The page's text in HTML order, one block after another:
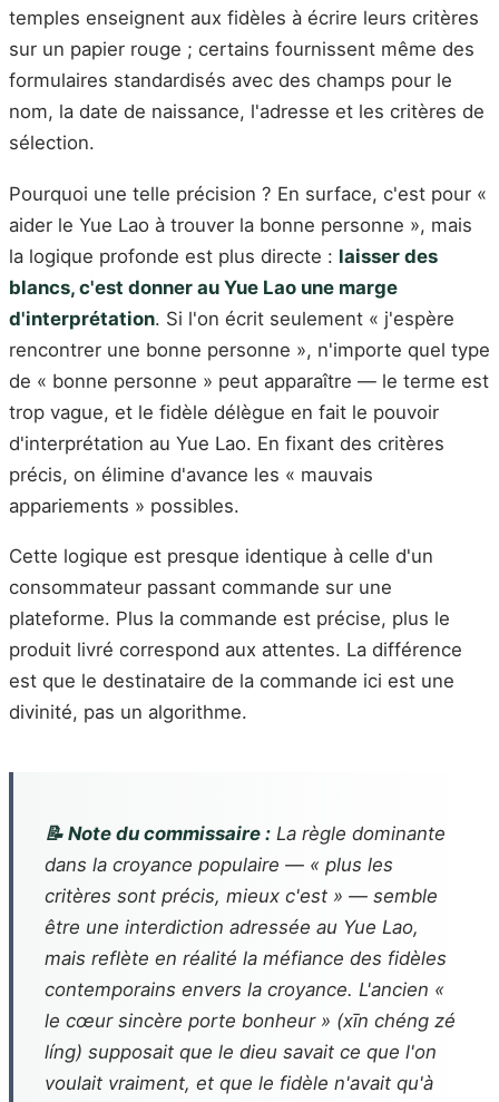
temples enseignent aux fidèles à écrire leurs critères
sur un papier rouge ; certains fournissent même des
formulaires standardisés avec des champs pour le
nom, la date de naissance, l'adresse et les critères de
sélection.
Pourquoi une telle précision ? En surface, c'est pour «
aider le Yue Lao à trouver la bonne personne », mais
la logique profonde est plus directe : laisser des
blancs, c'est donner au Yue Lao une marge
d'interprétation. Si l'on écrit seulement « j'espère
rencontrer une bonne personne », n'importe quel type
de « bonne personne » peut apparaître — le terme est
trop vague, et le fidèle délègue en fait le pouvoir
d'interprétation au Yue Lao. En fixant des critères
précis, on élimine d'avance les « mauvais
appariements » possibles.
Cette logique est presque identique à celle d'un
consommateur passant commande sur une
plateforme. Plus la commande est précise, plus le
produit livré correspond aux attentes. La différence
est que le destinataire de la commande ici est une
divinité, pas un algorithme.
📝 Note du commissaire : La règle dominante
dans la croyance populaire — « plus les
critères sont précis, mieux c'est » — semble
être une interdiction adressée au Yue Lao,
mais reflète en réalité la méfiance des fidèles
contemporains envers la croyance. L'ancien «
le cœur sincère porte bonheur » (xīn chéng zé
líng) supposait que le dieu savait ce que l'on
voulait vraiment, et que le fidèle n'avait qu'à